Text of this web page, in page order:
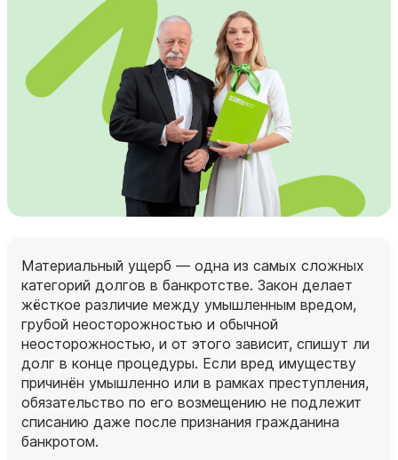
Материальный ущерб — одна из самых сложных
категорий долгов в банкротстве. Закон делает
жёсткое различие между умышленным вредом,
грубой неосторожностью и обычной
неосторожностью, и от этого зависит, спишут ли
долг в конце процедуры. Если вред имуществу
причинён умышленно или в рамках преступления,
обязательство по его возмещению не подлежит
списанию даже после признания гражданина
банкротом.